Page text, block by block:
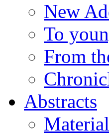
New
To
From
Abstracts